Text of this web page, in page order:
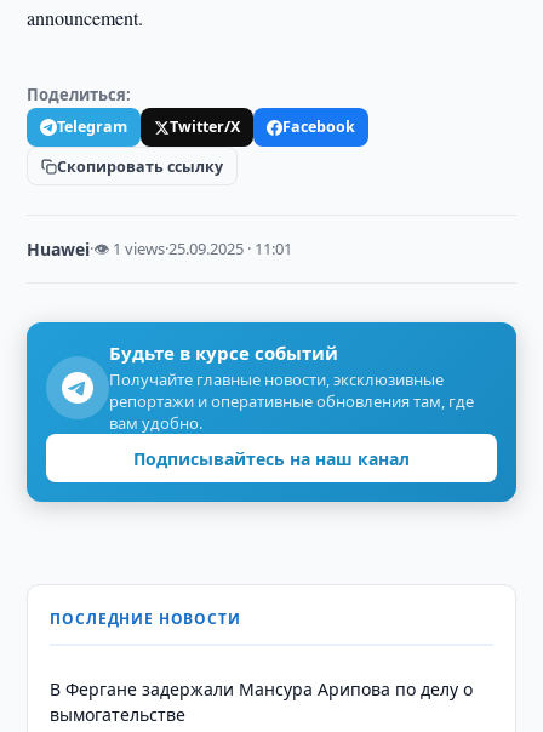
announcement.
Поделиться:
Telegram Twitter/X
Facebook
Скопировать ссылку
Huawei·👁 1 views·25.09.2025 · 11:01
Будьте в курсе событий
Получайте главные новости, эксклюзивные
репортажи и оперативные обновления там, где
вам удобно.
Подписывайтесь на наш канал
ПОСЛЕДНИЕ НОВОСТИ
В Фергане задержали Мансура Арипова по делу о
вымогательстве